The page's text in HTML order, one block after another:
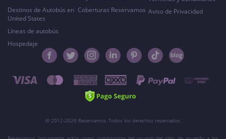
Destinos de Autobús en
United States
Líneas de autobús
Hospedaje
Coberturas Reservamos Aviso de Privacidad
© 2012-2026 Reservamos. Todos los derechos reservados.